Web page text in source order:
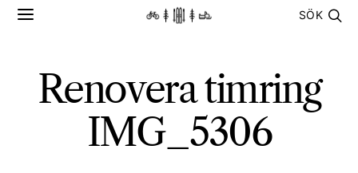
SÖK
Renovera timring
IMG_5306